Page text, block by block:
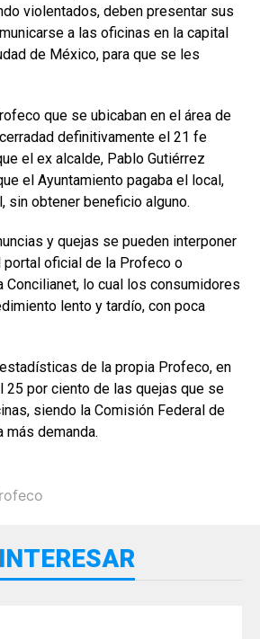
violentados, deben presentar sus
a las oficinas en la capital
de México, para que se les
que se ubicaban en el área de
definitivamente el 21 fe
el ex alcalde, Pablo Gutiérrez
el Ayuntamiento pagaba el local,
sin obtener beneficio alguno.
y quejas se pueden interponer
portal oficial de la Profeco o
lo cual los consumidores
lento y tardío, con poca
de la propia Profeco, en
25 por ciento de las quejas que se
siendo la Comisión Federal de
más demanda.